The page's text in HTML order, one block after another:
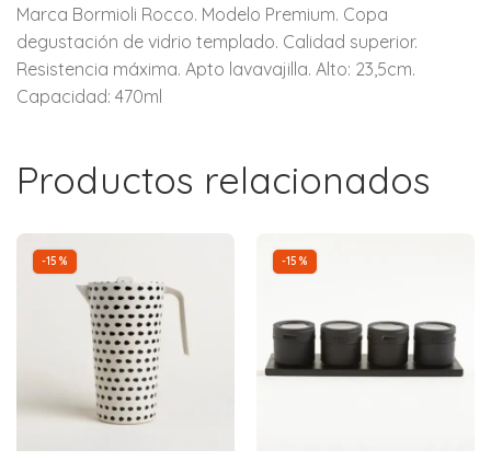
Marca Bormioli Rocco. Modelo Premium. Copa
degustación de vidrio templado. Calidad superior.
Resistencia máxima. Apto lavavajilla. Alto: 23,5cm.
Capacidad: 470ml
Productos relacionados
-15% -15%